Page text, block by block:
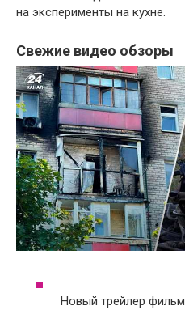
на эксперименты на кухне.
Свежие видео обзоры
Новый трейлер